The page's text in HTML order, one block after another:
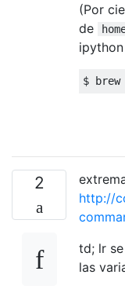
(Por
de
$
2
http://
td; lr
las